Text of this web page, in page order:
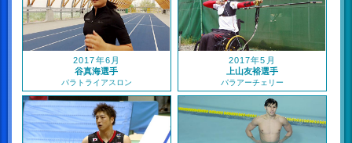
2017年6月
谷真海選手
パラトライアスロン
2017年5月
上山友裕選手
パラアーチェリー